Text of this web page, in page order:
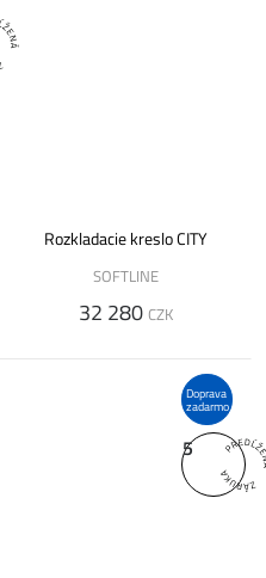
Rozkladacie kreslo CITY
SOFTLINE
32 280 CZK
Doprava
zadarmo
5